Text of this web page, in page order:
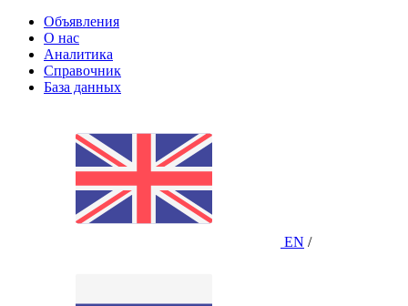
Объявления
О нас
Аналитика
Справочник
База данных
EN /